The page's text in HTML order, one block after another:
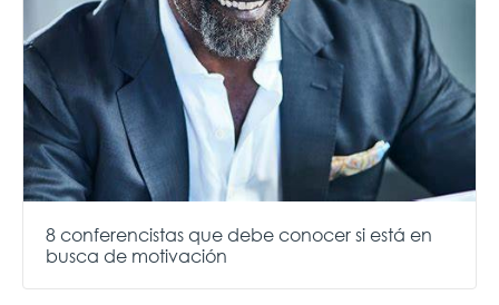
8 conferencistas que debe conocer si está en
busca de motivación